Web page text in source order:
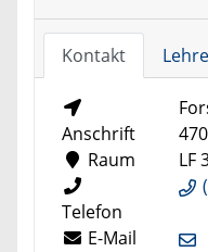
Kontakt Lehre
Anschrift
Raum
LF
Telefon
E-Mail